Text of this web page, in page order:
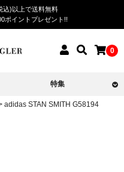
込)以上で送料無料
ポイントプレゼント!!
0
特集
adidas STAN SMITH G58194